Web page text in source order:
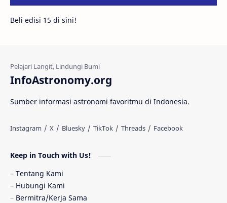
Fakta Galaksi Spiral
Gerhana Matahari
Quasar
Beli edisi 15 di sini!
InfoAstronomy.org
Sumber informasi astronomi favoritmu di Indonesia.
Keep in Touch with Us!
Tentang Kami
Hubungi Kami
Bermitra/Kerja Sama